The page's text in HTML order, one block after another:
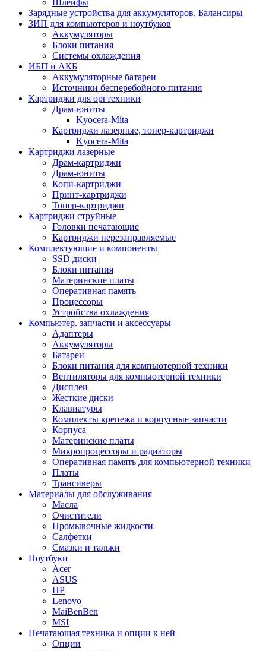
Шлейфы
Зарядные устройства для аккумуляторов. Балансиры
ЗИП для компьютеров и ноутбуков
Аккумуляторы
Блоки питания
Системы охлаждения
ИБП и АКБ
Аккумуляторные батареи
Источники бесперебойного питания
Картриджи для оргтехники
Драм-юниты
Kyocera-Mita
Картриджи лазерные, тонер-картриджи
Kyocera-Mita
Картриджи лазерные
Драм-картриджи
Драм-юниты
Копи-картриджи
Принт-картриджи
Тонер-картриджи
Картриджи струйные
Головки печатающие
Картриджи перезаправляемые
Комплектующие и компоненты
SSD диски
Блоки питания
Материнские платы
Оперативная память
Процессоры
Устройства охлаждения
Компьютер. запчасти и аксессуары
Адаптеры
Аккумуляторы
Батареи
Блоки питания для компьютерной техники
Вентиляторы для компьютерной техники
Дисплеи
Жесткие диски
Клавиатуры
Комплекты крепежа и корпусные запчасти
Корпуса
Материнские платы
Микропроцессоры и радиаторы
Оперативная память для компьютерной техники
Платы
Трансиверы
Материалы для обслуживания
Масла
Очистители
Промывочные жидкости
Салфетки
Смазки и тальки
Ноутбуки
Acer
ASUS
HP
Lenovo
MaiBenBen
MSI
Печатающая техника и опции к ней
Опции